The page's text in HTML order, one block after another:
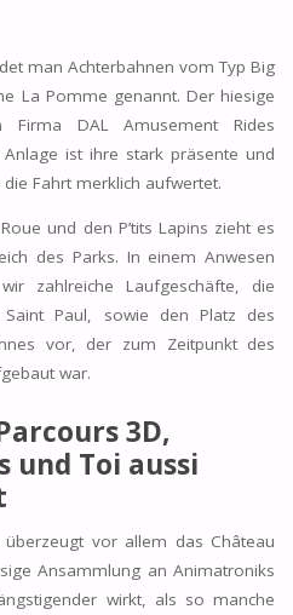
man Achterbahnen vom Typ Big
La Pomme genannt. Der hiesige
DAL Amusement Rides
ist ihre stark präsente und
Fahrt merklich aufwertet.
und den P’tits Lapins zieht es
des Parks. In einem Anwesen
zahlreiche Laufgeschäfte, die
Paul, sowie den Platz des
vor, der zum Zeitpunkt des
war.
3D,
und Toi aussi
vor allem das Château
Ansammlung an Animatroniks
wirkt, als so manche